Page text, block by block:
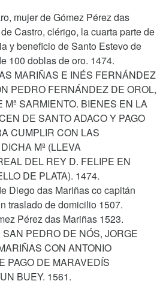
mujer de Gómez Pérez das
Castro, clérigo, la cuarta parte de
y beneficio de Santo Estevo de
100 doblas de oro. 1474.
MARIÑAS E INÉS FERNÁNDEZ
PEDRO FERNÁNDEZ DE OROL,
Mª SARMIENTO. BIENES EN LA
DE SANTO ADACO Y PAGO
CUMPLIR CON LAS
Mª (LLEVA
DEL REY D. FELIPE EN
DE PLATA). 1474.
Diego das Mariñas co capitán
traslado de domicilio 1507.
Pérez das Mariñas 1523.
PEDRO DE NÓS, JORGE
CON ANTONIO
PAGO DE MARAVEDÍS
BUEY. 1561.